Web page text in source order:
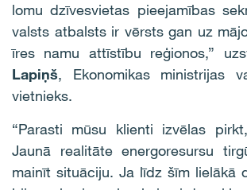
lomu dzīvesvietas pieejamības
valsts atbalsts ir vērsts gan uz
īres namu attīstību reģionos,”
Lapiņš, Ekonomikas ministrijas
vietnieks.
“Parasti mūsu klienti izvēlas
Jaunā realitāte energoresursu
mainīt situāciju. Ja līdz šīm lielākā